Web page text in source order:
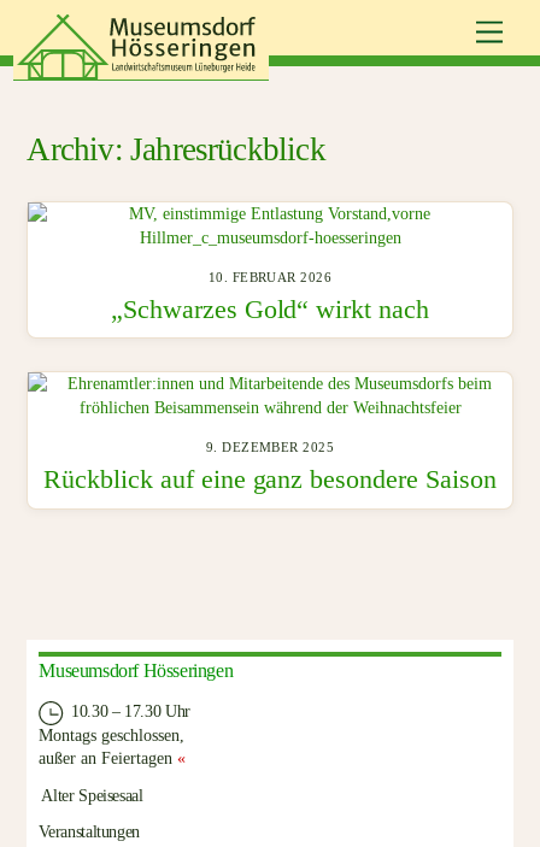
content
Jahresrückblick
10. FEBRUAR 2026
„Schwarzes Gold“ wirkt nach
9. DEZEMBER 2025
Rückblick auf eine ganz besondere Saison
Museumsdorf Hösseringen
10.30 – 17.30 Uhr
Montags geschlossen,
außer an Feiertagen«
Alter Speisesaal
Veranstaltungen